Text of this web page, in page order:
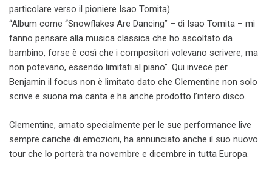
particolare verso il pioniere Isao Tomita).
“Album come “Snowflakes Are Dancing” – di Isao Tomita – mi
fanno pensare alla musica classica che ho ascoltato da
bambino, forse è così che i compositori volevano scrivere, ma
non potevano, essendo limitati al piano”. Qui invece per
Benjamin il focus non è limitato dato che Clementine non solo
scrive e suona ma canta e ha anche prodotto l’intero disco.
Clementine, amato specialmente per le sue performance live
sempre cariche di emozioni, ha annunciato anche il suo nuovo
tour che lo porterà tra novembre e dicembre in tutta Europa.